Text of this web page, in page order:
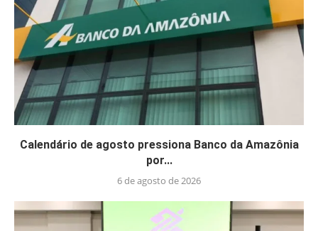
Calendário de agosto pressiona Banco da Amazônia
por...
6 de agosto de 2026